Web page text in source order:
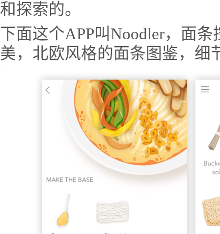
和探索的。
下面这个APP叫Noodler，面
美，北欧风格的面条图鉴，细